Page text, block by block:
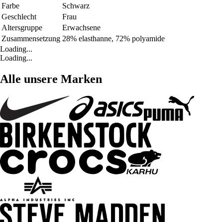
Farbe
Schwarz
Geschlecht
Frau
Altersgruppe
Erwachsene
Zusammensetzung 28% elasthanne, 72% polyamide
Loading...
Loading...
Alle unsere Marken